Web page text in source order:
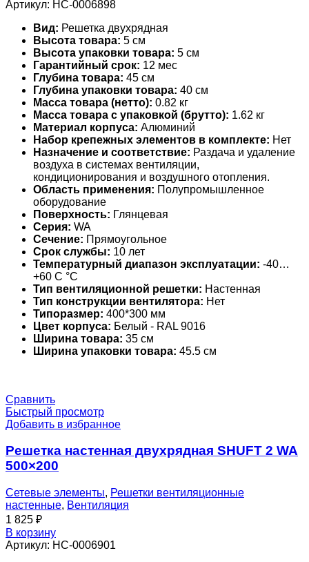
Артикул: НС-0006898
Вид: Решетка двухрядная
Высота товара: 5 см
Высота упаковки товара: 5 см
Гарантийный срок: 12 мес
Глубина товара: 45 см
Глубина упаковки товара: 40 см
Масса товара (нетто): 0.82 кг
Масса товара с упаковкой (брутто): 1.62 кг
Материал корпуса: Алюминий
Набор крепежных элементов в комплекте: Нет
Назначение и соответствие: Раздача и удаление
воздуха в системах вентиляции,
кондиционирования и воздушного отопления.
Область применения: Полупромышленное
оборудование
Поверхность: Глянцевая
Серия: WA
Сечение: Прямоугольное
Срок службы: 10 лет
Температурный диапазон эксплуатации: -40…
+60 С °С
Тип вентиляционной решетки: Настенная
Тип конструкции вентилятора: Нет
Типоразмер: 400*300 мм
Цвет корпуса: Белый - RAL 9016
Ширина товара: 35 см
Ширина упаковки товара: 45.5 см
Сравнить
Быстрый просмотр
Добавить в избранное
Решетка настенная двухрядная SHUFT 2 WA
500×200
Сетевые элементы, Решетки вентиляционные
настенные, Вентиляция
1 825 ₽
В корзину
Артикул: НС-0006901